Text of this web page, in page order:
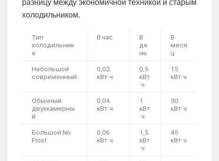
разницу между экономичной техникой и старым
холодильником.
Тип
холодильник
а
В час
В
де
нь
В
меся
ц
Небольшой
современный
0,02
кВт·ч
0,5
кВт
·ч
15
кВт·ч
Обычный
двухкамерны
й
0,04
кВт·ч
1
кВт
·ч
30
кВт·ч
Большой No
Frost
0,06
кВт·ч
1,5
кВт
·ч
45
кВт·ч